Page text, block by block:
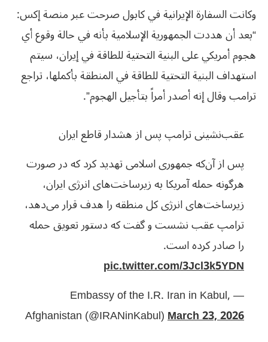
وكانت السفارة الإيرانية في كابول صرحت عبر منصة إكس:
“بعد أن هددت الجمهورية الإسلامية بأنه في حالة وقوع أي
هجوم أمريكي على البنية التحتية للطاقة في إيران، سيتم
استهداف البنية التحتية للطاقة في المنطقة بأكملها، تراجع
ترامب وقال إنه أصدر أمراً بتأجيل الهجوم”.
عقب‌نشینی ترامپ پس از هشدار قاطع ایران
پس از آن‌که جمهوری اسلامی تهدید کرد که در صورت
هرگونه حمله آمریکا به زیرساخت‌های انرژی ایران،
زیرساخت‌های انرژی کل منطقه را هدف قرار می‌دهد،
ترامپ عقب نشست و گفت که دستور تعویق حمله
را صادر کرده است.
pic.twitter.com/3Jcl3k5YDN
— Embassy of the I.R. Iran in Kabul,
Afghanistan (@IRANinKabul)March 23, 2026